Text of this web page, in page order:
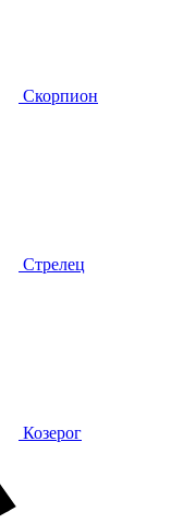
Скорпион
Стрелец
Козерог